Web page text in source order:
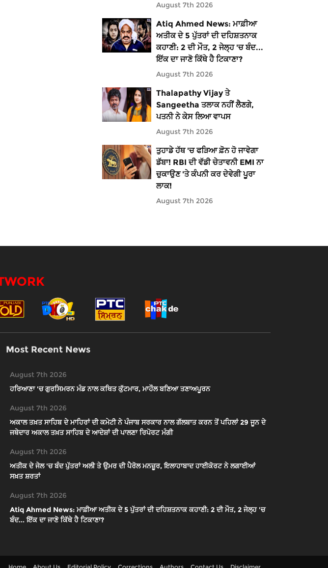
August 7th 2026
Atiq Ahmed News: ਮਾਫ਼ੀਆ
ਅਤੀਕ ਦੇ 5 ਪੁੱਤਰਾਂ ਦੀ ਦਹਿਸ਼ਤਨਾਕ
ਕਹਾਣੀ: 2 ਦੀ ਮੌਤ, 2 ਜੇਲ੍ਹ 'ਚ ਬੰਦ...
ਇੱਕ ਦਾ ਜਾਣੋ ਕਿੱਥੇ ਹੈ ਟਿਕਾਣਾ?
August 7th 2026
Thalapathy Vijay ਤੇ
Sangeetha ਤਲਾਕ ਨਹੀਂ ਲੈਣਗੇ,
ਪਤਨੀ ਨੇ ਕੇਸ ਲਿਆ ਵਾਪਸ
August 7th 2026
ਤੁਹਾਡੇ ਹੱਥ 'ਚ ਫੜਿਆ ਫ਼ੋਨ ਹੋ ਜਾਵੇਗਾ
ਡੱਬਾ! RBI ਦੀ ਵੱਡੀ ਚੇਤਾਵਨੀ EMI ਨਾ
ਚੁਕਾਉਣ 'ਤੇ ਕੰਪਨੀ ਕਰ ਦੇਵੇਗੀ ਪੂਰਾ
ਲਾਕ!
August 7th 2026
Most Recent News
August 7th 2026
ਹਰਿਆਣਾ 'ਚ ਗੁਰਸਿਮਰਨ ਮੰਡ ਨਾਲ ਕਥਿਤ ਕੁੱਟਮਾਰ, ਮਾਹੌਲ ਬਣਿਆ ਤਣਾਅਪੂਰਨ
August 7th 2026
ਅਕਾਲ ਤਖ਼ਤ ਸਾਹਿਬ ਦੇ ਮਾਹਿਰਾਂ ਦੀ ਕਮੇਟੀ ਨੇ ਪੰਜਾਬ ਸਰਕਾਰ ਨਾਲ ਗੱਲਬਾਤ ਕਰਨ ਤੋਂ ਪਹਿਲਾਂ 29 ਜੂਨ ਦੇ
ਜਥੇਦਾਰ ਅਕਾਲ ਤਖ਼ਤ ਸਾਹਿਬ ਦੇ ਆਦੇਸ਼ਾਂ ਦੀ ਪਾਲਣਾ ਰਿਪੋਰਟ ਮੰਗੀ
August 7th 2026
ਅਤੀਕ ਦੇ ਜੇਲ 'ਚ ਬੰਦ ਪੁੱਤਰਾਂ ਅਲੀ ਤੇ ਉਮਰ ਦੀ ਪੈਰੋਲ ਮਨਜ਼ੂਰ, ਇਲਾਹਾਬਾਦ ਹਾਈਕੋਰਟ ਨੇ ਲਗਾਈਆਂ
ਸਖ਼ਤ ਸ਼ਰਤਾਂ
August 7th 2026
Atiq Ahmed News: ਮਾਫ਼ੀਆ ਅਤੀਕ ਦੇ 5 ਪੁੱਤਰਾਂ ਦੀ ਦਹਿਸ਼ਤਨਾਕ ਕਹਾਣੀ: 2 ਦੀ ਮੌਤ, 2 ਜੇਲ੍ਹ 'ਚ
ਬੰਦ... ਇੱਕ ਦਾ ਜਾਣੋ ਕਿੱਥੇ ਹੈ ਟਿਕਾਣਾ?